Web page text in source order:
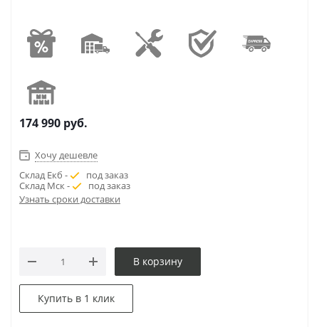
174 990 руб.
Хочу дешевле
Склад Екб -
под заказ
Склад Мск -
под заказ
Узнать сроки доставки
В корзину
Купить в 1 клик